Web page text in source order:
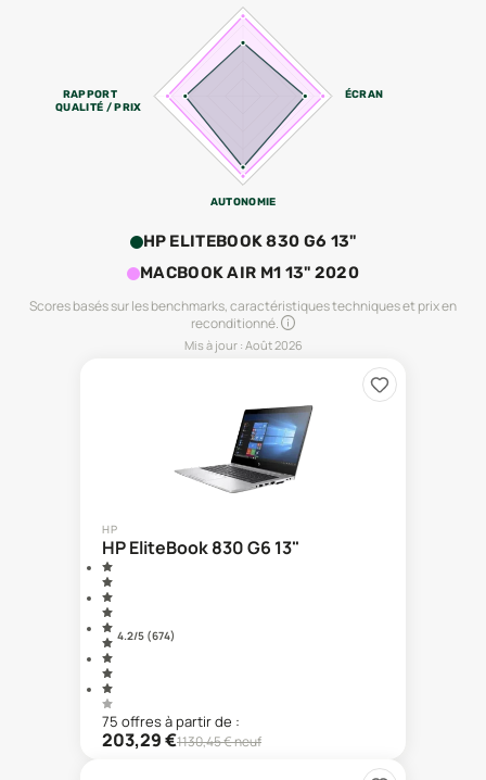
ÉCRAN
AUTONOMIE
RAPPORT
QUALITÉ / PRIX
HP ELITEBOOK 830 G6 13"
MACBOOK AIR M1 13" 2020
Scores basés sur les benchmarks, caractéristiques techniques et prix en
reconditionné.
Mis à jour : Août 2026
HP
HP EliteBook 830 G6 13"
4.2/5 (674)
75 offresà partir de :
203,29€1130,45€ neuf